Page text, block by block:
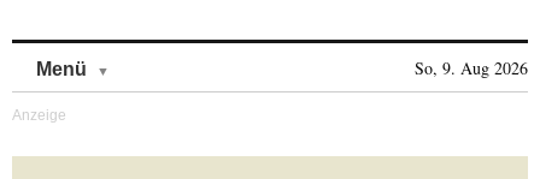
Menü So, 9. Aug 2026